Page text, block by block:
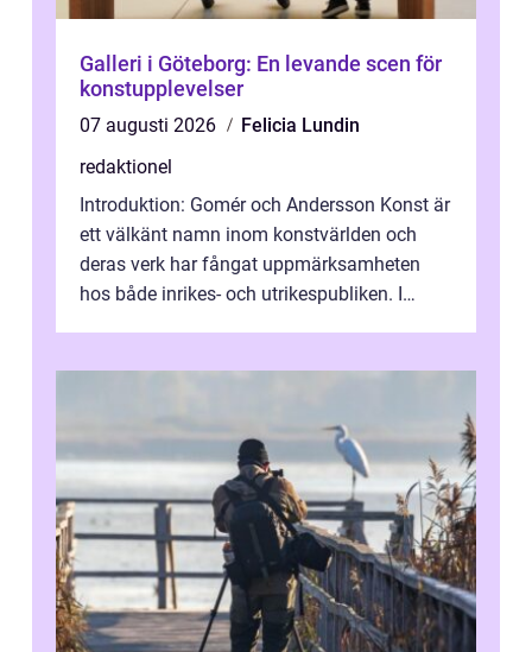
Galleri i Göteborg: En levande scen för
konstupplevelser
07 augusti 2026
Felicia Lundin
redaktionel
Introduktion: Gomér och Andersson Konst är
ett välkänt namn inom konstvärlden och
deras verk har fångat uppmärksamheten
hos både inrikes- och utrikespubliken. I